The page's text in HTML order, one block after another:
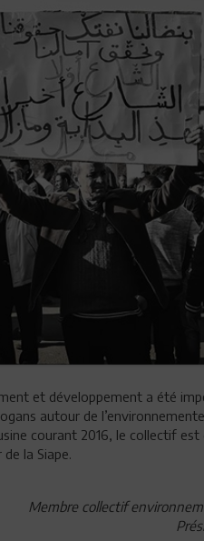
et développement a été
autour de
courant 2016, le collectif
la Siape.
Membre collectif